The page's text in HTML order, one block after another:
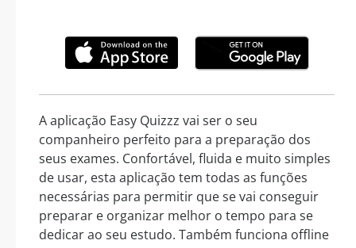
A aplicação Easy Quizzz vai ser o seu
companheiro perfeito para a preparação dos
seus exames. Confortável, fluida e muito simples
de usar, esta aplicação tem todas as funções
necessárias para permitir que se vai conseguir
preparar e organizar melhor o tempo para se
dedicar ao seu estudo. Também funciona offline